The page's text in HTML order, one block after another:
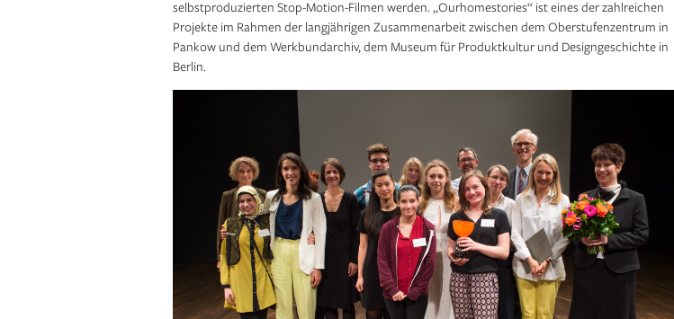
selbstproduzierten Stop-Motion-Filmen werden. „Ourhomestories“ ist eines der zahlreichen
Projekte im Rahmen der langjährigen Zusammenarbeit zwischen dem Oberstufenzentrum in
Pankow und dem Werkbundarchiv, dem Museum für Produktkultur und Designgeschichte in
Berlin.